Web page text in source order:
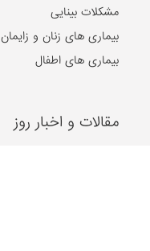
مشکلات بینایی
بیماری های زنان و زایمان
بیماری های اطفال
مقالات و اخبار روز